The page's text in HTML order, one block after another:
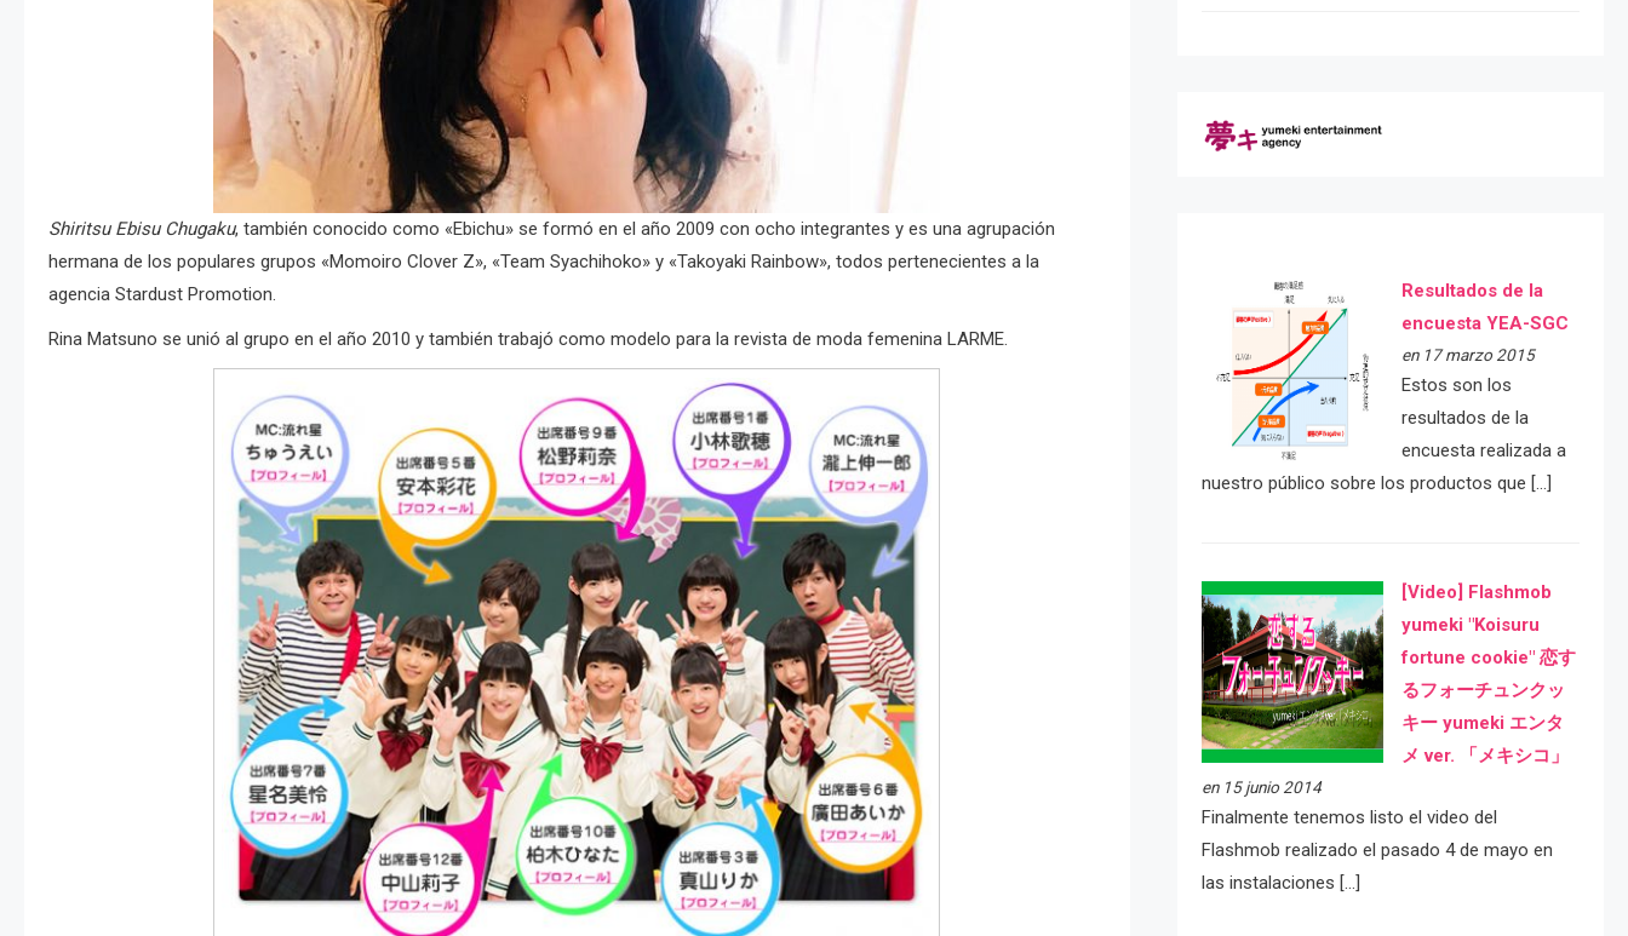
Shiritsu Ebisu Chugaku, también conocido como «Ebichu» se formó en el año 2009 con ocho integrantes y es una agrupación
hermana de los populares grupos «Momoiro Clover Z», «Team Syachihoko» y «Takoyaki Rainbow», todos pertenecientes a la
agencia Stardust Promotion.
Rina Matsuno se unió al grupo en el año 2010 y también trabajó como modelo para la revista de moda femenina LARME.
Resultados de la
encuesta YEA-SGC
en 17 marzo 2015
Estos son los
resultados de la
encuesta realizada a
nuestro público sobre los productos que […]
[Video] Flashmob
yumeki "Koisuru
fortune cookie" 恋す
るフォーチュンクッ
キー yumeki エンタ
メ ver. 「メキシコ」
en 15 junio 2014
Finalmente tenemos listo el video del
Flashmob realizado el pasado 4 de mayo en
las instalaciones […]